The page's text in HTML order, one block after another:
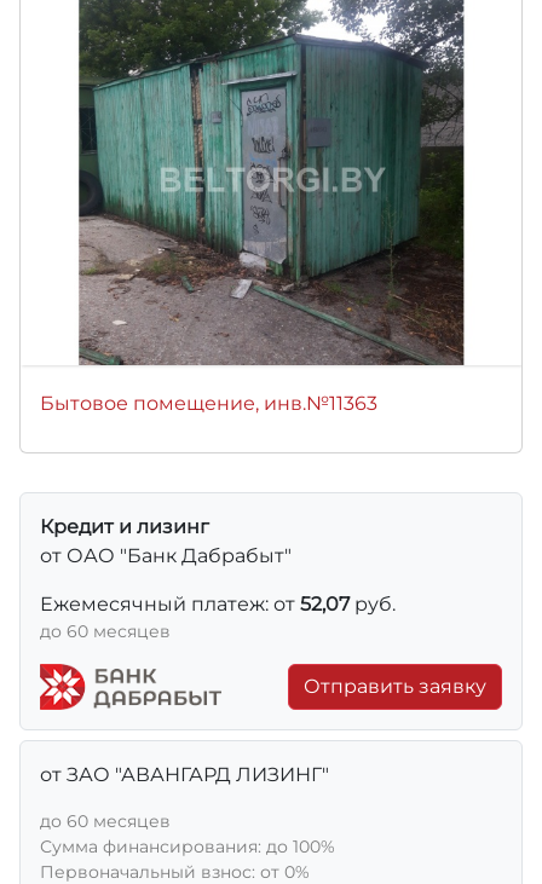
Бытовое помещение, инв.№11363
Кредит и лизинг
от ОАО "Банк Дабрабыт"
Ежемесячный платеж: от 52,07руб.
до 60 месяцев
Отправить заявку
от ЗАО "АВАНГАРД ЛИЗИНГ"
до 60 месяцев
Сумма финансирования: до 100%
Первоначальный взнос: от 0%